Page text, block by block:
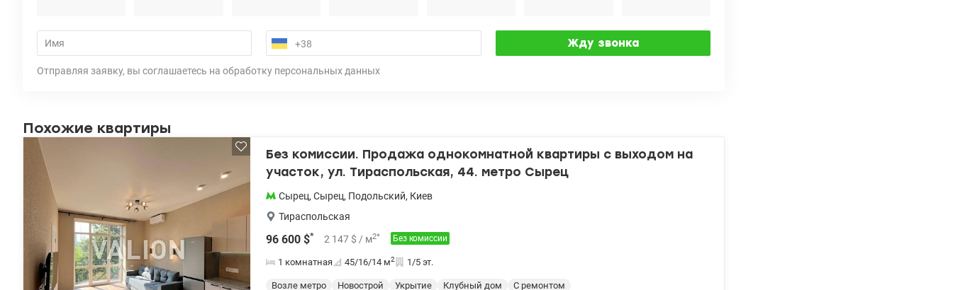
Отправляя заявку, вы соглашаетесь на обработку персональных данных
Похожие квартиры
Без комиссии. Продажа однокомнатной квартиры с выходом на
участок, ул. Тираспольская, 44. метро Сырец
Сырец, Сырец, Подольский, Киев
Тираспольская
96 600 $* 2 147 $ / м2* Без комиссии
1 комнатная 45/16/14 м2 1/5 эт.
Возле метро Новострой Укрытие Клубный дом
С ремонтом